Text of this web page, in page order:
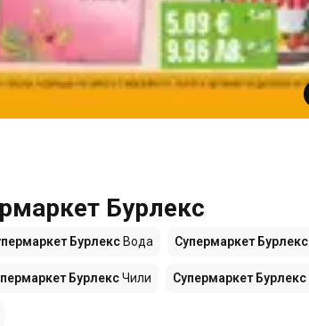
Бурлекс
Бурлекс Вода Супермаркет Бурлекс
БурлексЧили Супермаркет Бурлекс